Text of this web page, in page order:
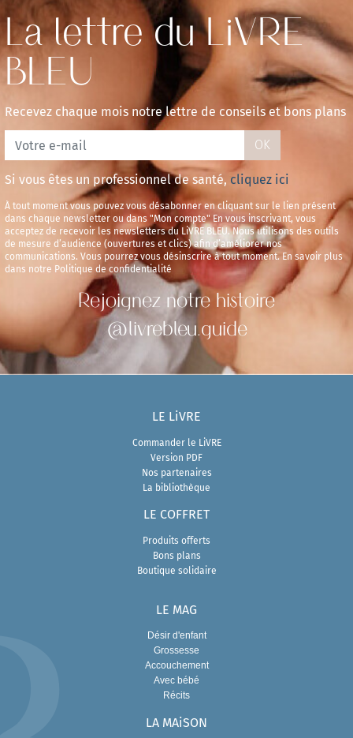
La lettre du LiVRE
BLEU
Recevez chaque mois notre lettre de conseils et bons plans
OK
Si vous êtes un professionnel de santé, cliquez ici
À tout moment vous pouvez vous désabonner en cliquant sur le lien présent
dans chaque newsletter ou dans "Mon compte" En vous inscrivant, vous
acceptez de recevoir les newsletters du LiVRE BLEU. Nous utilisons des outils
de mesure d’audience (ouvertures et clics) afin d’améliorer nos
communications. Vous pourrez vous désinscrire à tout moment. En savoir plus
dans notre Politique de confidentialité
Rejoignez notre histoire
@livrebleu.guide
LE LiVRE
Commander le LiVRE
Version PDF
Nos partenaires
La bibliothèque
LE COFFRET
Produits offerts
Bons plans
Boutique solidaire
LE MAG
Désir d'enfant
Grossesse
Accouchement
Avec bébé
Récits
LA MAiSON